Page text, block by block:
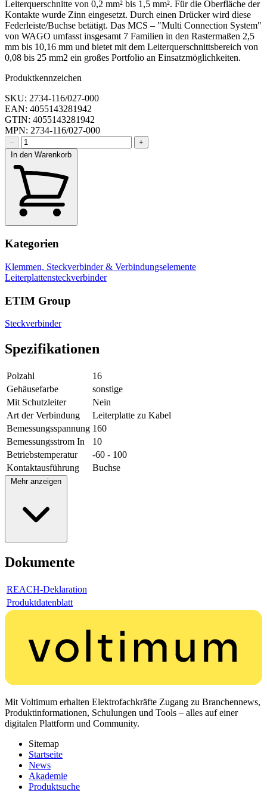
Leiterquerschnitte von 0,2 mm² bis 1,5 mm². Für die Oberfläche der
Kontakte wurde Zinn eingesetzt. Durch einen Drücker wird diese
Federleiste/Buchse betätigt. Das MCS – "Multi Connection System"
von WAGO umfasst insgesamt 7 Familien in den Rastermaßen 2,5
mm bis 10,16 mm und bietet mit dem Leiterquerschnittsbereich von
0,08 bis 25 mm2 ein großes Portfolio an Einsatzmöglichkeiten.
Produktkennzeichen
SKU: 2734-116/027-000
EAN: 4055143281942
GTIN: 4055143281942
MPN: 2734-116/027-000
−
+
In den Warenkorb
Kategorien
Klemmen, Steckverbinder & Verbindungselemente
Leiterplattensteckverbinder
ETIM Group
Steckverbinder
Spezifikationen
Polzahl
16
Gehäusefarbe
sonstige
Mit Schutzleiter
Nein
Art der Verbindung
Leiterplatte zu Kabel
Bemessungsspannung 160
Bemessungsstrom In
10
Betriebstemperatur
-60 - 100
Kontaktausführung
Buchse
Mehr anzeigen
Dokumente
REACH-Deklaration
Produktdatenblatt
Mit Voltimum erhalten Elektrofachkräfte Zugang zu Branchennews,
Produktinformationen, Schulungen und Tools – alles auf einer
digitalen Plattform und Community.
Sitemap
Startseite
News
Akademie
Produktsuche